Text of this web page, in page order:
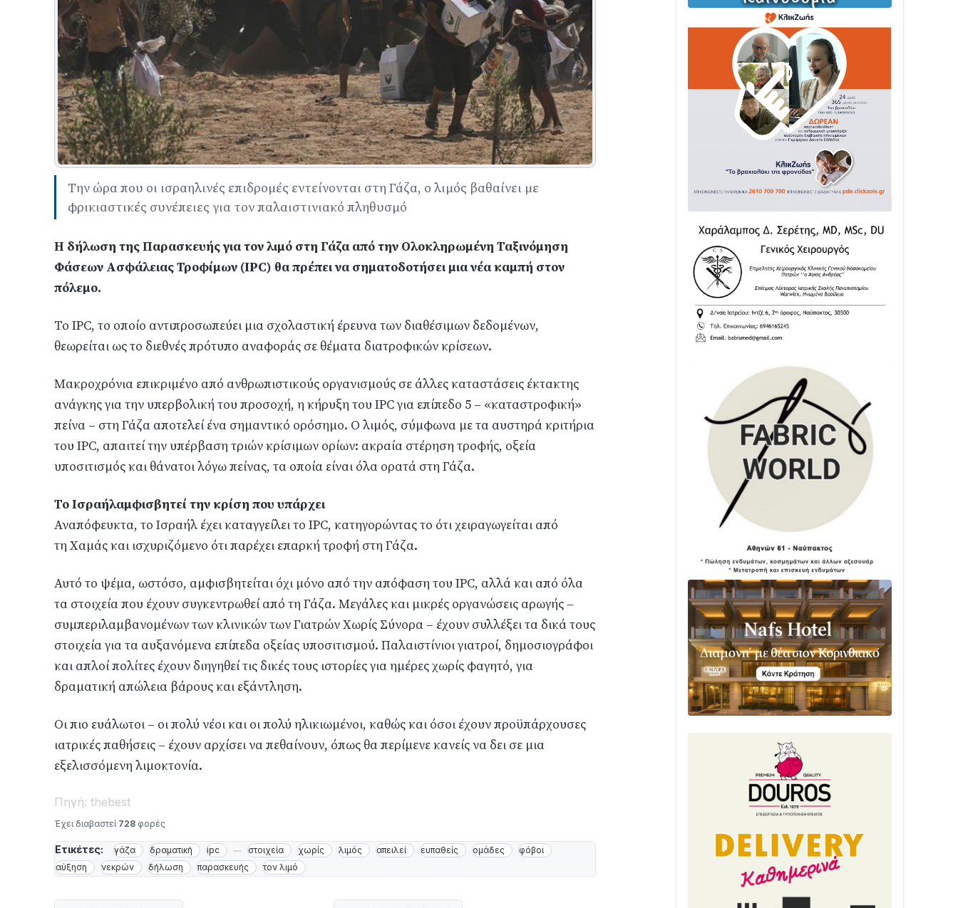
Την ώρα που οι ισραηλινές επιδρομές εντείνονται στη Γάζα, ο λιμός βαθαίνει με
φρικιαστικές συνέπειες για τον παλαιστινιακό πληθυσμό
Η δήλωση της Παρασκευής για τονλιμό στη Γάζα από την Ολοκληρωμένη Ταξινόμηση
Φάσεων Ασφάλειας Τροφίμων (IPC) θα πρέπει να σηματοδοτήσει μια νέα καμπή στον
πόλεμο.
Το IPC, το οποίο αντιπροσωπεύει μια σχολαστική έρευνα των διαθέσιμων δεδομένων,
θεωρείται ως το διεθνές πρότυπο αναφοράς σε θέματα διατροφικών κρίσεων.
Μακροχρόνια επικριμένο από ανθρωπιστικούς οργανισμούς σε άλλες καταστάσεις έκτακτης
ανάγκης για την υπερβολική του προσοχή, η κήρυξη του IPC για επίπεδο 5 – «καταστροφική»
πείνα – στη Γάζα αποτελεί ένα σημαντικό ορόσημο. Ο λιμός, σύμφωνα με τα αυστηρά κριτήρια
του IPC, απαιτεί την υπέρβαση τριών κρίσιμων ορίων: ακραία στέρηση τροφής, οξεία
υποσιτισμός και θάνατοι λόγω πείνας, τα οποία είναι όλα ορατά στη Γάζα.
ΤοΙσραήλαμφισβητεί την κρίση που υπάρχει
Αναπόφευκτα, το Ισραήλ έχει καταγγείλει το IPC, κατηγορώντας το ότι χειραγωγείται από
τη Χαμάςκαι ισχυριζόμενο ότι παρέχει επαρκή τροφή στη Γάζα.
Αυτό το ψέμα, ωστόσο, αμφισβητείται όχι μόνο από την απόφαση του IPC, αλλά και από όλα
τα στοιχεία που έχουν συγκεντρωθεί από τη Γάζα. Μεγάλες και μικρές οργανώσεις αρωγής –
συμπεριλαμβανομένων των κλινικών των Γιατρών Χωρίς Σύνορα – έχουν συλλέξει τα δικά τους
στοιχεία για τα αυξανόμενα επίπεδα οξείας υποσιτισμού. Παλαιστίνιοι γιατροί, δημοσιογράφοι
και απλοί πολίτες έχουν διηγηθεί τις δικές τους ιστορίες για ημέρες χωρίς φαγητό, για
δραματική απώλεια βάρους και εξάντληση.
Οι πιο ευάλωτοι – οι πολύ νέοι και οι πολύ ηλικιωμένοι, καθώς και όσοι έχουν προϋπάρχουσες
ιατρικές παθήσεις – έχουν αρχίσει να πεθαίνουν, όπως θα περίμενε κανείς να δει σε μια
εξελισσόμενη λιμοκτονία.
Πηγή: thebest
Έχει διαβαστεί 728 φορές
Ετικέτες: γάζα δραματική ipc στοιχεία χωρίς λιμός απειλεί ευπαθείς ομάδες
φόβοι
αύξηση
νεκρών δήλωση παρασκευής τον λιμό